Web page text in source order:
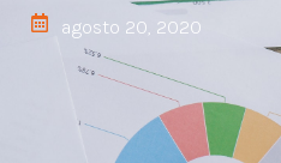
agosto 20, 2020